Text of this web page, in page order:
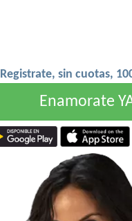
Registrate, sin cuotas,
Enamorate